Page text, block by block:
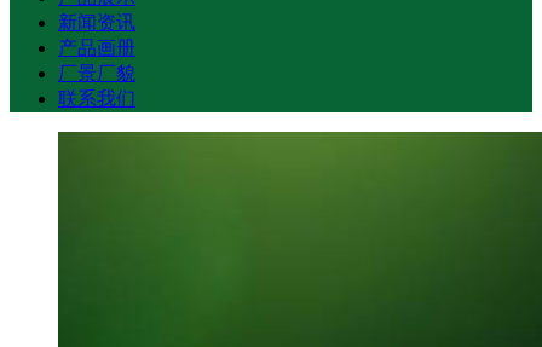
新闻资讯
产品画册
厂景厂貌
联系我们